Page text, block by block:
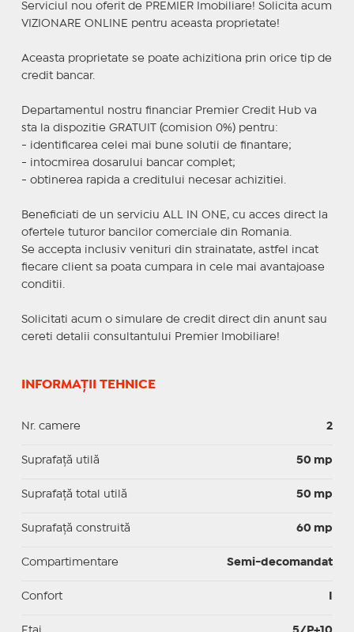
Serviciul nou oferit de PREMIER Imobiliare! Solicita acum
VIZIONARE ONLINE pentru aceasta proprietate!
Aceasta proprietate se poate achizitiona prin orice tip de
credit bancar.
Departamentul nostru financiar Premier Credit Hub va
sta la dispozitie GRATUIT (comision 0%) pentru:
- identificarea celei mai bune solutii de finantare;
- intocmirea dosarului bancar complet;
- obtinerea rapida a creditului necesar achizitiei.
Beneficiati de un serviciu ALL IN ONE, cu acces direct la
ofertele tuturor bancilor comerciale din Romania.
Se accepta inclusiv venituri din strainatate, astfel incat
fiecare client sa poata cumpara in cele mai avantajoase
conditii.
Solicitati acum o simulare de credit direct din anunt sau
cereti detalii consultantului Premier Imobiliare!
INFORMAȚII TEHNICE
Nr. camere 2
Suprafaţă utilă 50 mp
Suprafaţă total utilă 50 mp
Suprafaţă construită 60 mp
Compartimentare Semi-decomandat
Confort